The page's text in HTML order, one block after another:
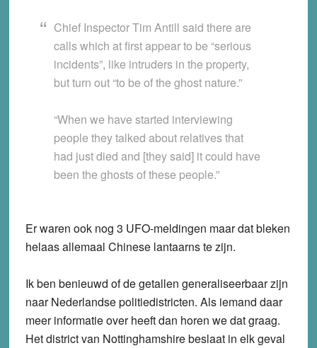
Chief Inspector Tim Antill said there are
calls which at first appear to be “serious
incidents”, like intruders in the property,
but turn out “to be of the ghost nature.”
“When we have started interviewing
people they talked about relatives that
had just died and [they said] it could have
been the ghosts of these people.”
Er waren ook nog 3 UFO-meldingen maar dat bleken
helaas allemaal Chinese lantaarns te zijn.
Ik ben benieuwd of de getallen generaliseerbaar zijn
naar Nederlandse politiedistricten. Als iemand daar
meer informatie over heeft dan horen we dat graag.
Het district van Nottinghamshire beslaat in elk geval